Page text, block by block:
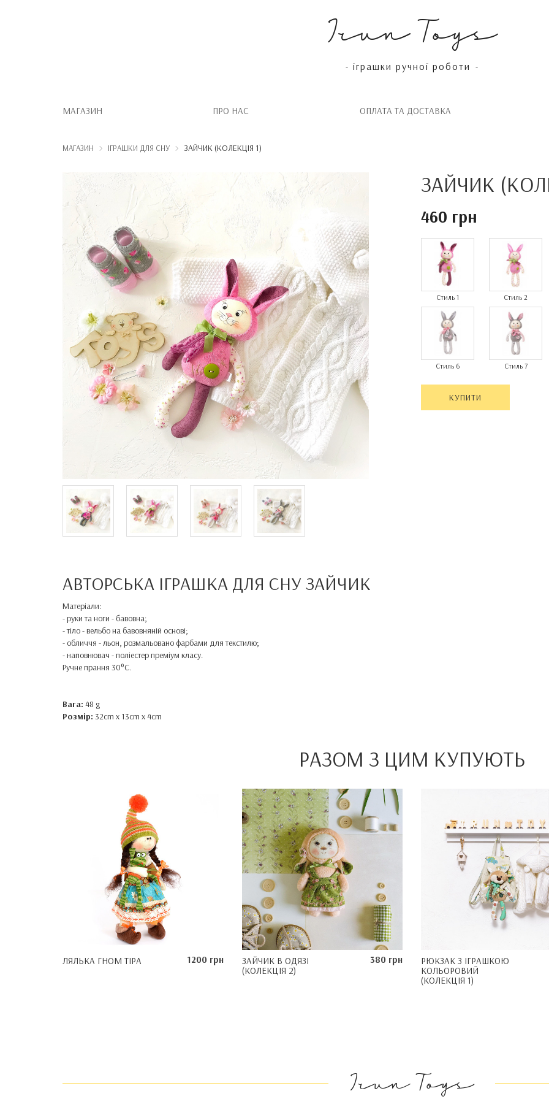
Irun Toys
- іграшки ручної роботи -
МАГАЗИН ПРО НАС OПЛАТА ТА ДОСТАВКА
МАГАЗИН ІГРАШКИ ДЛЯ СНУ ЗАЙЧИК (КОЛЕКЦІЯ 1)
ЗАЙЧИК
460 грн
Стиль 1 Стиль 2
Стиль 6 Стиль 7
КУПИТИ
АВТОРСЬКА ІГРАШКА ДЛЯ СНУ ЗАЙЧИК
Матеріали:
- руки та ноги - бавовна;
- тіло - вельбо на бавовняній основі;
- обличчя - льон, розмальовано фарбами для текстилю;
- наповнювач - поліестер преміум класу.
Ручне прання 30°C.
Вага: 48 g
Розмір: 32cm x 13cm x 4cm
РАЗОМ З ЦИМ КУПУЮТЬ
ЛЯЛЬКА ГНОМ ТІРА 1200 грн
ЗАЙЧИК В ОДЯЗІ
(КОЛЕКЦІЯ 2)
380 грн
РЮКЗАК З ІГРАШКОЮ
КОЛЬОРОВИЙ
(КОЛЕКЦІЯ 1)
Irun Toys